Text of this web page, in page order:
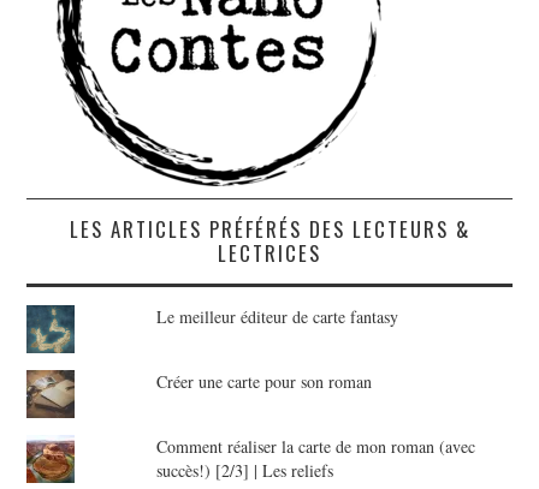
LES ARTICLES PRÉFÉRÉS DES LECTEURS &
LECTRICES
Le meilleur éditeur de carte fantasy
Créer une carte pour son roman
Comment réaliser la carte de mon roman (avec
succès!) [2/3] | Les reliefs